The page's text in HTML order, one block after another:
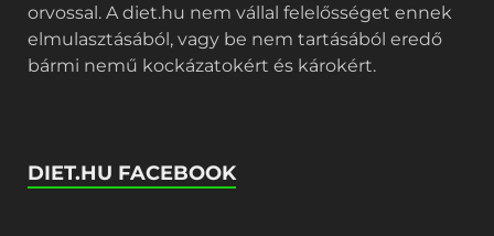
orvossal. A diet.hu nem vállal felelősséget ennek
elmulasztásából, vagy be nem tartásából eredő
bármi nemű kockázatokért és károkért.
DIET.HU FACEBOOK